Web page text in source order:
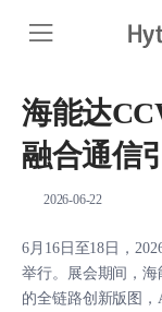
海能达
融合通信
2026-06-22
6月16日至18日，
举行。展会期间，
的全链路创新版图